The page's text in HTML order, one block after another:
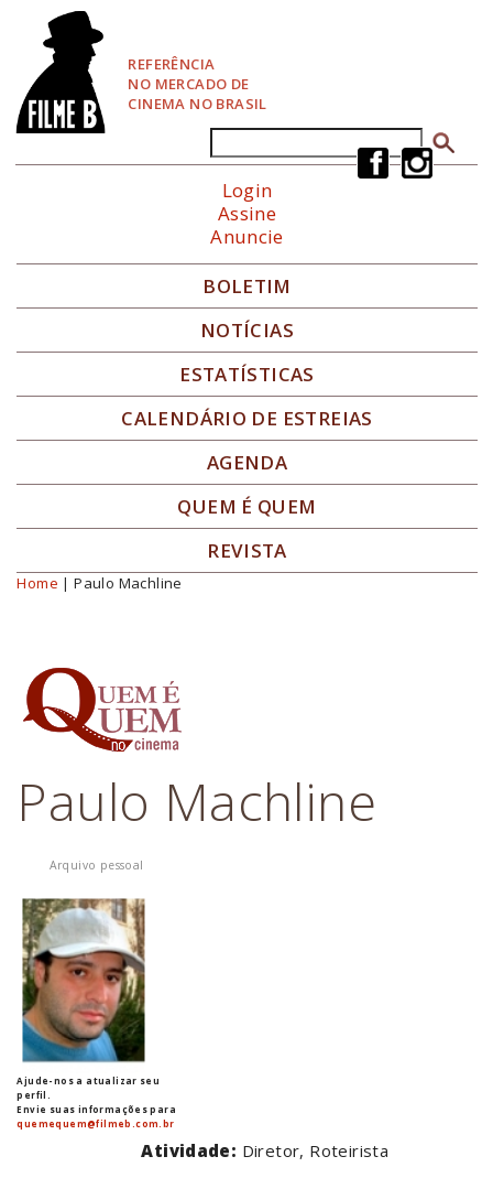
REFERÊNCIA
NO MERCADO DE
CINEMA NO BRASIL
Formulário de busca
Login
Assine
Anuncie
BOLETIM
NOTÍCIAS
ESTATÍSTICAS
CALENDÁRIO DE ESTREIAS
AGENDA
QUEM É QUEM
REVISTA
Você está aqui
Home | Paulo Machline
Paulo Machline
Arquivo pessoal
Ajude-nos a atualizar seu
perfil.
Envie suas informações para
quemequem@filmeb.com.br
Atividade: Diretor, Roteirista